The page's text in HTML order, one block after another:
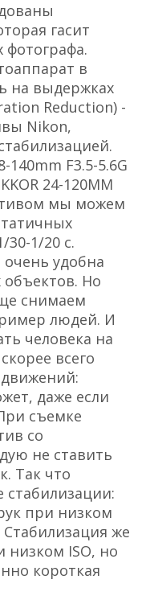
гасит
в
на выдержках
Reduction) -
Nikon,
140mm F3.5-5.6G
24-120MM
мы можем
1/20 с.
удобна
Но
снимаем
людей. И
человека на
всего
даже если
съемке
со
не ставить
Так что
стабилизации:
при низком
же
ISO, но
короткая